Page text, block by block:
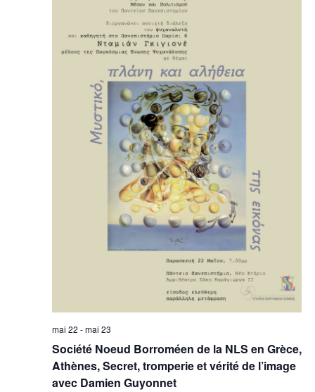
Société Noeud Borroméen de la NLS en Grèce,
Athènes, Secret, tromperie et vérité de l’image
avec Damien Guyonnet
mai 22 -mai 23